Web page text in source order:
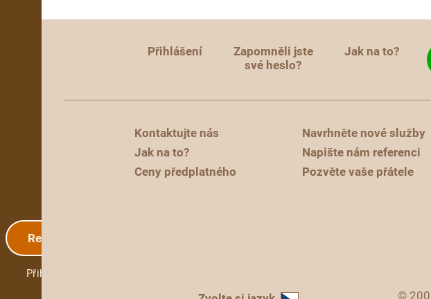
Registrace
Přihlášení
Přihlášení
Zapomněli jste
své heslo?
Jak na to?
Kontaktujte nás
Jak na to?
Ceny předplatného
Navrhněte nové služby
Napište nám referenci
Pozvěte vaše přátele
©